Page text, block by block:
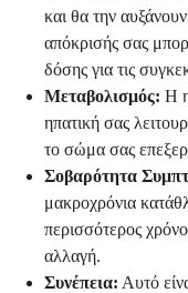
και θα την
απόκρισής σας
δόσης για τις
Μεταβολισμός: Η
ηπατική σας
το σώμα σας
Σοβαρότητα
μακροχρόνια
περισσότερος
αλλαγή.
Συνέπεια: Αυτό